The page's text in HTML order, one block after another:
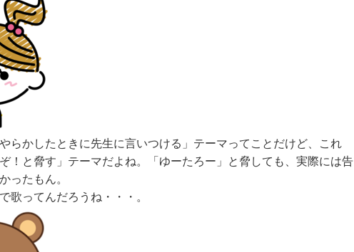
やらかしたときに先生に言いつける」テーマってことだけど、これ
ぞ！と脅す」テーマだよね。「ゆーたろー」と脅しても、実際には告
ったもん。
歌ってんだろうね・・・。